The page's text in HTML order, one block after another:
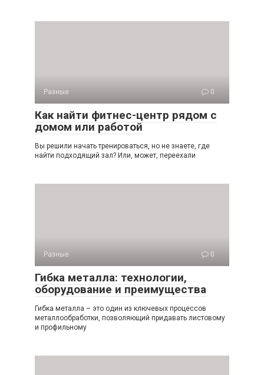
Разные 0
Как найти фитнес-центр рядом с
домом или работой
Вы решили начать тренироваться, но не знаете, где
найти подходящий зал? Или, может, переехали
Разные 0
Гибка металла: технологии,
оборудование и преимущества
Гибка металла – это один из ключевых процессов
металлообработки, позволяющий придавать листовому
и профильному